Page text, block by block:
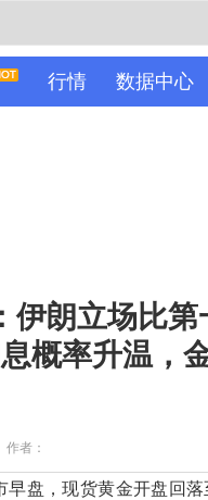
行情 数据中心
伊朗立场比
概率升温，
作者：
盘，现货黄金开盘回落